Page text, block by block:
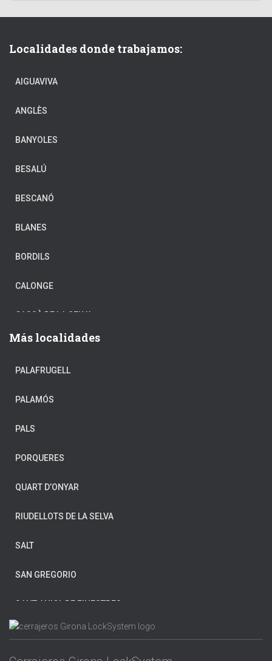
Localidades donde trabajamos:
AIGUAVIVA
ANGLÈS
BANYOLES
BESALÚ
BESCANÓ
BLANES
BORDILS
CALONGE
CASSÀ DE LA SELVA
CASTELL-PLATJA D’ARO
CELRÀ
CORNELLÀ DE TERRI
CRUÏLLES
FIGUERES
FORNELLS DE LA SELVA
GIRONA
HOSTALRIC
L’ESCALA
Más localidades
PALAFRUGELL
PALAMÓS
PALS
PORQUERES
QUART D’ONYAR
RIUDELLOTS DE LA SELVA
SALT
SAN GREGORIO
SANT ANIOL DE FINESTRES
SANT FELIU DE GUÍXOLS